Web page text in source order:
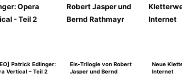
Patrick Edlinger:
Vertical – Teil 2
Eis-Trilogie von Robert
Jasper und Bernd
Neue
Internet